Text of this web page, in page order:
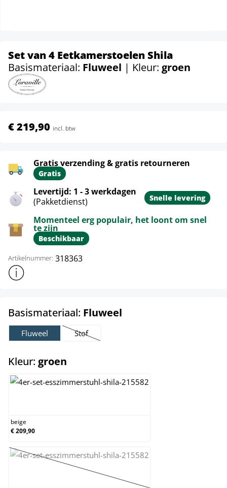
Set van 4 Eetkamerstoelen Shila
Basismateriaal: Fluweel | Kleur: groen
€ 219,90 incl. btw
Gratis verzending & gratis retourneren
Gratis
Levertijd: 1 - 3 werkdagen
(Pakketdienst)
Snelle levering
Momenteel erg populair, het loont om snel
te zijn
Beschikbaar
Artikelnummer: 318363
Toon meer productinformatie
Basismateriaal: Fluweel
Fluweel Stof
(Deze optie is momenteel niet beschikbaar.)
Kleur: groen
beige
€ 209,90
bruin
(Deze optie is momenteel niet beschikbaar.)